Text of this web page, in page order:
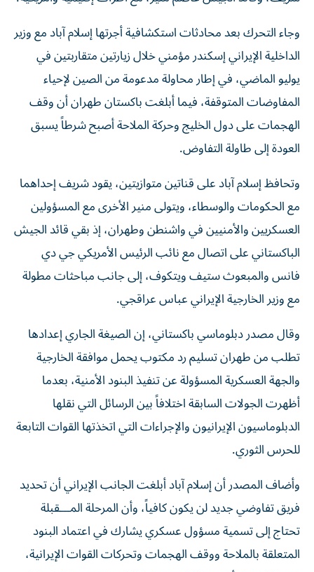
وجاء التحرك بعد محادثات استكشافية أجرتها إسلام آباد مع وزير
الداخلية الإيراني إسكندر مؤمني خلال زيارتين متقاربتين في
يوليو الماضي، في إطار محاولة مدعومة من الصين لإحياء
المفاوضات المتوقفة، فيما أبلغت باكستان طهران أن وقف
الهجمات على دول الخليج وحركة الملاحة أصبح شرطاً يسبق
العودة إلى طاولة التفاوض.
وتحافظ إسلام آباد على قناتين متوازيتين، يقود شريف إحداهما
مع الحكومات والوسطاء، ويتولى منير الأخرى مع المسؤولين
العسكريين والأمنيين في واشنطن وطهران، إذ بقي قائد الجيش
الباكستاني على اتصال مع نائب الرئيس الأمريكي جي دي
فانس والمبعوث ستيف ويتكوف، إلى جانب مباحثات مطولة
مع وزير الخارجية الإيراني عباس عراقجي.
وقال مصدر دبلوماسي باكستاني، إن الصيغة الجاري إعدادها
تطلب من طهران تسليم رد مكتوب يحمل موافقة الخارجية
والجهة العسكرية المسؤولة عن تنفيذ البنود الأمنية، بعدما
أظهرت الجولات السابقة اختلافاً بين الرسائل التي نقلها
الدبلوماسيون الإيرانيون والإجراءات التي اتخذتها القوات التابعة
للحرس الثوري.
وأضاف المصدر أن إسلام آباد أبلغت الجانب الإيراني أن تحديد
فريق تفاوضي جديد لن يكون كافياً، وأن المرحلة المـــقبلة
تحتاج إلى تسمية مسؤول عسكري يشارك في اعتماد البنود
المتعلقة بالملاحة ووقف الهجمات وتحركات القوات الإيرانية،